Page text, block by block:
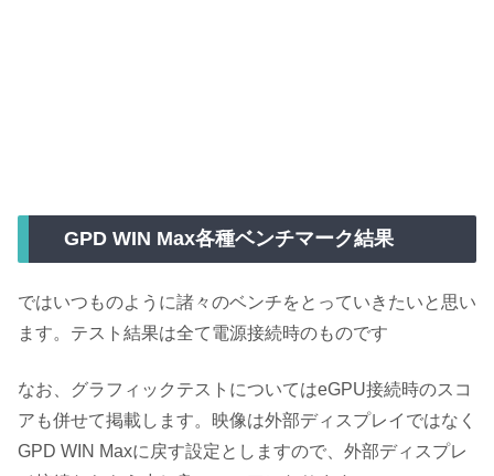
GPD WIN Max各種ベンチマーク結果
ではいつものように諸々のベンチをとっていきたいと思い
ます。テスト結果は全て電源接続時のものです
なお、グラフィックテストについてはeGPU接続時のスコ
アも併せて掲載します。映像は外部ディスプレイではなく
GPD WIN Maxに戻す設定としますので、外部ディスプレ